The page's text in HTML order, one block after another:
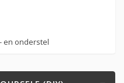
en onderstel